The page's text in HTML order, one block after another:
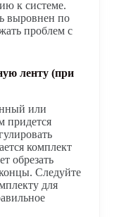
к системе.
выровнен по
проблем с
ленту (при
или
придется
комплект
обрезать
Следуйте
для